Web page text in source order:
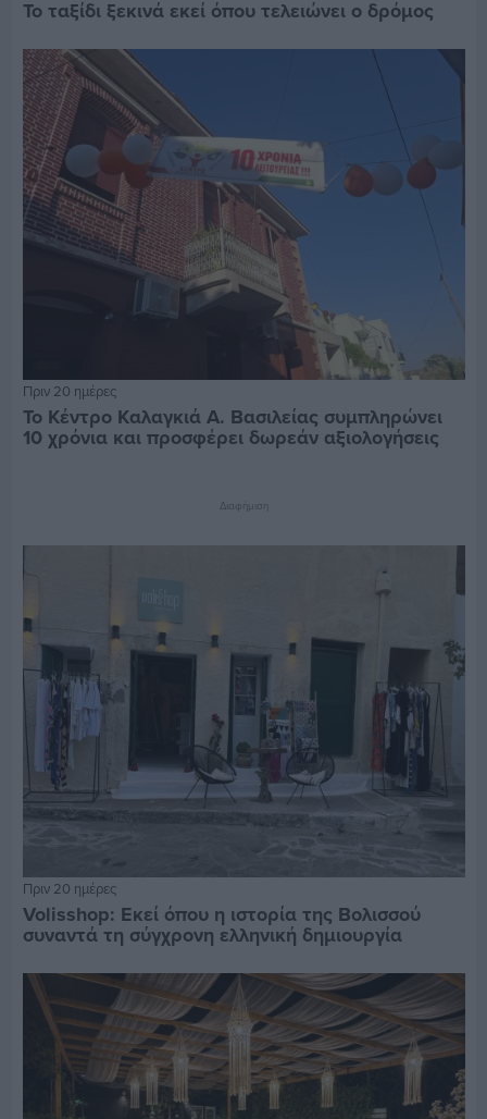
Το ταξίδι ξεκινά εκεί όπου τελειώνει ο δρόμος
Πριν 20 ημέρες
Το Κέντρο Καλαγκιά Α. Βασιλείας συμπληρώνει
10 χρόνια και προσφέρει δωρεάν αξιολογήσεις
Διαφήμιση
Πριν 20 ημέρες
Volisshop: Εκεί όπου η ιστορία της Βολισσού
συναντά τη σύγχρονη ελληνική δημιουργία